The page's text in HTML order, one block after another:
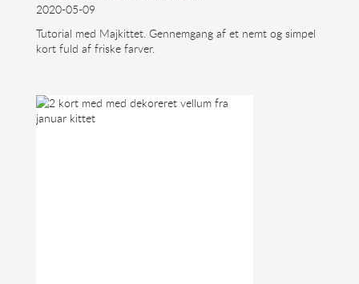
2020-05-09
Tutorial med Majkittet. Gennemgang af et nemt og simpel
kort fuld af friske farver.